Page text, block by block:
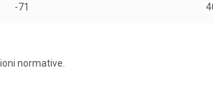
-71
normative.